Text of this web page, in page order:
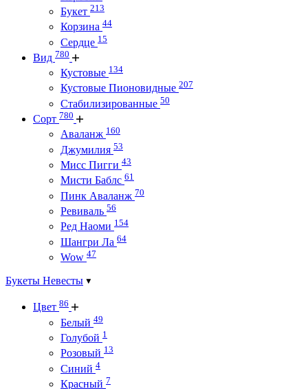
Букет 213
Корзина 44
Сердце 15
Вид 780
Кустовые 134
Кустовые Пионовидные 207
Стабилизированные 50
Сорт 780
Аваланж 160
Джумилия 53
Мисс Пигги 43
Мисти Баблс 61
Пинк Аваланж 70
Ревиваль 56
Ред Наоми 154
Шангри Ла 64
Wow 47
Букеты Невесты
Цвет 86
Белый 49
Голубой 1
Розовый 13
Синий 4
Красный 7